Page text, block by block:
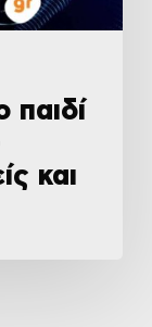
και